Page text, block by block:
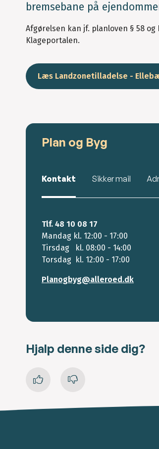
bremsebane på
Afgørelsen kan jf. planloven § 58 og
Klageportalen.
Læs Landzonetilladelse -
Plan og Byg
Kontakt Sikker mail
Tlf. 48 10 08 17
Mandag kl. 12:00 - 17:00
Tirsdag kl. 08:00 - 14:00
Torsdag kl. 12:00 - 17:00
Planogbyg@alleroed.dk
Hjalp denne side dig?